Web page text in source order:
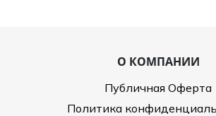
О КОМПАНИИ
Публичная Оферта
Политика